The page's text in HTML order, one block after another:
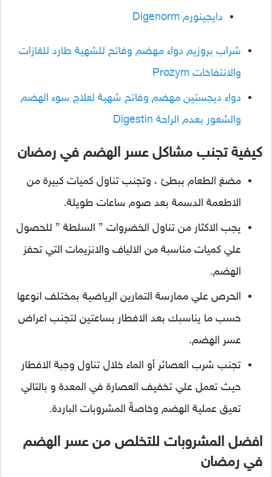
دايجينورم Digenorm
شراب بروزيم دواء مهضم وفاتح للشهية طارد للغازات
والانتفاخات Prozym
دواء ديجستين مهضم وفاتح شهية لعلاج سوء الهضم
والشعور بعدم الراحة Digestin
كيفية تجنب مشاكل عسر الهضم في رمضان
مضغ الطعام ببطئ ، وتجنب تناول كميات كبيرة من
الاطعمة الدسمة بعد صوم ساعات طويلة.
يجب الاكثار من تناول الخضروات ” السلطة ” للحصول
علي كميات مناسبة من الالياف والانزيمات التي تحفز
الهضم.
الحرص علي ممارسة التمارين الرياضية بمختلف انوعها
حسب ما يناسبك بعد الافطار بساعتين لتجنب اعراض
عسر الهضم.
تجنب شرب العصائر أو الماء خلال تناول وجبة الافطار
حيث تعمل علي تخفيف العصارة في المعدة و بالتالي
تعيق عملية الهضم وخاصةً المشروبات الباردة.
افضل المشروبات للتخلص من عسر الهضم
في رمضان